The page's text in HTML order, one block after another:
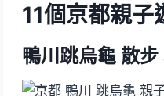
11個京都親子
鴨川跳烏龜 散步